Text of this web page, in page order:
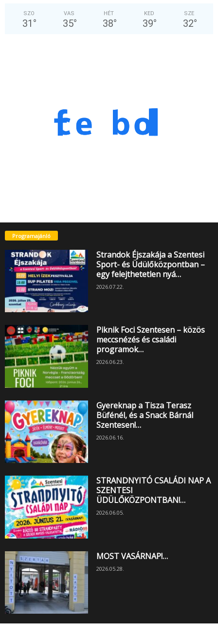
SZO
31 °
VAS
35°
HÉT
38°
KED
39°
SZE
32°
Programajánló
Strandok Éjszakája a Szentesi
Sport- és Üdülőközpontban –
egy felejthetetlen nyá…
2026.07.22.
Piknik Foci Szentesen – közös
meccsnézés és családi
programok…
2026.06.23.
Gyereknap a Tisza Terasz
Büfénél, és a Snack Bárnál
Szentesen!…
2026.06.16.
STRANDNYITÓ CSALÁDI NAP A
SZENTESI
ÜDÜLŐKÖZPONTBAN!…
2026.06.05.
MOST VASÁRNAP!…
2026.05.28.